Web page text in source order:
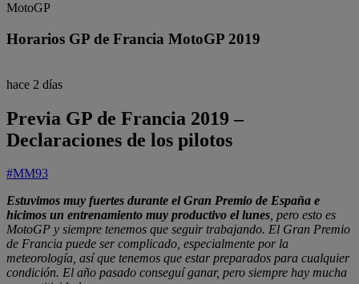
MotoGP
Horarios GP de Francia MotoGP 2019
hace 2 días
Previa GP de Francia 2019 –
Declaraciones de los pilotos
#MM93
Estuvimos muy fuertes durante el Gran Premio de España e
hicimos un entrenamiento muy productivo el lunes, pero esto es
MotoGP y siempre tenemos que seguir trabajando. El Gran Premio
de Francia puede ser complicado, especialmente por la
meteorología, así que tenemos que estar preparados para cualquier
condición. El año pasado conseguí ganar, pero siempre hay mucha